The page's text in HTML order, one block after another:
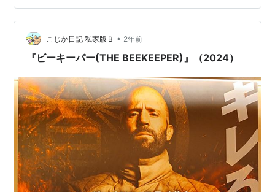
とから、ビーキーパー（養蜂家）と呼ばれる男が悪党た
ちへの復讐に立ち上がる。監督は『スーサイド・スクワ
ッド』などのデヴィッド・エアー、脚本は『リベリオ…
こじか日記 私家版Ｂ • 2年前
『ビーキーパー(THE BEEKEEPER)』（2024）